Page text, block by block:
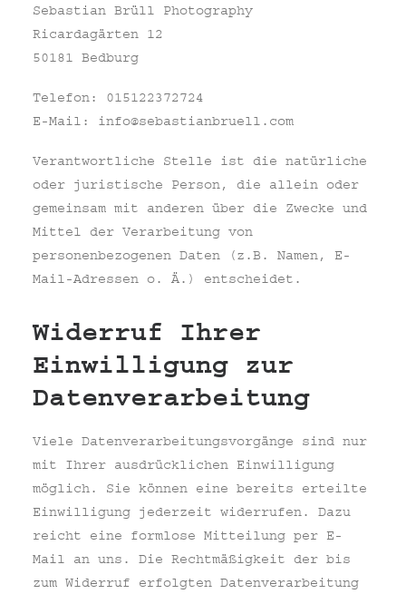
Sebastian Brüll Photography
Ricardagärten 12
50181 Bedburg
Telefon: 015122372724
E-Mail: info@sebastianbruell.com
Verantwortliche Stelle ist die natürliche
oder juristische Person, die allein oder
gemeinsam mit anderen über die Zwecke und
Mittel der Verarbeitung von
personenbezogenen Daten (z.B. Namen, E-
Mail-Adressen o. Ä.) entscheidet.
Widerruf Ihrer
Einwilligung zur
Datenverarbeitung
Viele Datenverarbeitungsvorgänge sind nur
mit Ihrer ausdrücklichen Einwilligung
möglich. Sie können eine bereits erteilte
Einwilligung jederzeit widerrufen. Dazu
reicht eine formlose Mitteilung per E-
Mail an uns. Die Rechtmäßigkeit der bis
zum Widerruf erfolgten Datenverarbeitung